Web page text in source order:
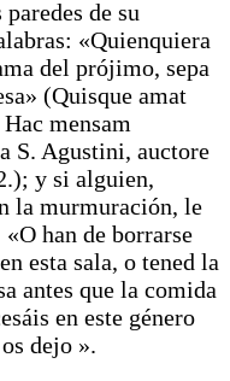
de su
«Quienquiera
del prójimo, sepa
(Quisque amat
mensam
S. Agustini, auctore
y si alguien,
la murmuración, le
han de borrarse
esta sala, o tened la
antes que la comida
en este género
dejo ».